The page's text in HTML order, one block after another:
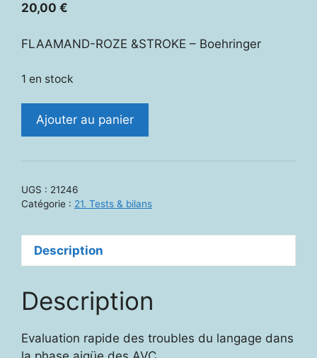
20,00 €
FLAAMAND-ROZE &STROKE – Boehringer
1 en stock
quantité
Language
Test
Ajouter au panier
UGS : 21246
Catégorie : 21. Tests & bilans
Description
Description
Evaluation rapide des troubles du langage dans